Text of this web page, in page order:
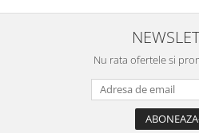
Nu rata ofertele si